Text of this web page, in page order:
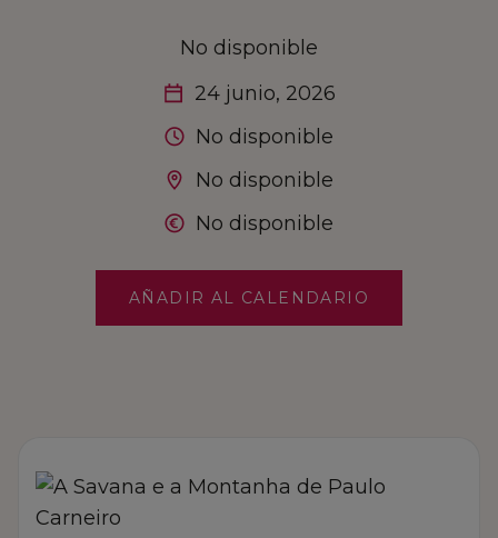
COMPRA LOCAL
No disponible
24 junio, 2026
No disponible
No disponible
No disponible
AÑADIR AL CALENDARIO